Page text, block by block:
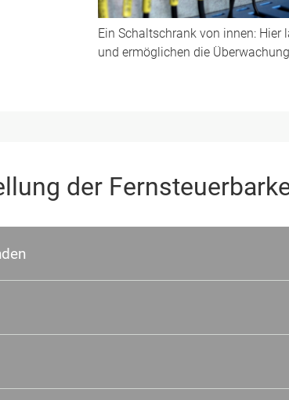
Ein Schaltschrank von innen:
und ermöglichen die
der